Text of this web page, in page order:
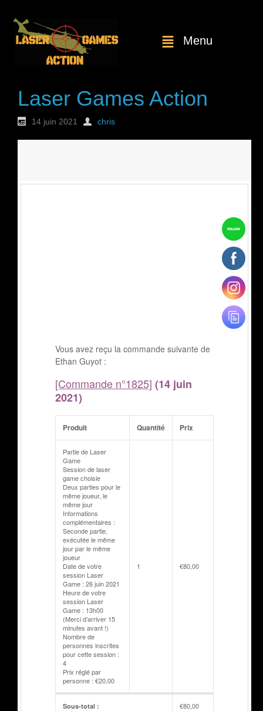
Menu
Laser Games Action
14 juin 2021 chris
Vous avez reçu la commande suivante de
Ethan Guyot :
[Commande n°1825] (14 juin
2021)
Produit Quantité Prix
Partie de Laser
Game
Session de laser
game choisie
Deux parties pour le
même joueur, le
même jour
Informations
complémentaires :
Seconde partie,
exécutée le même
jour par le même
joueur
Date de votre
session Laser
Game : 26 juin 2021
Heure de votre
session Laser
Game : 13h00
(Merci d’arriver 15
minutes avant !)
Nombre de
personnes inscrites
pour cette session :
4
Prix réglé par
personne : €20,00
1 €80,00
Sous-total : €80,00